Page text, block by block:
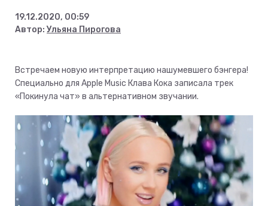
19.12.2020, 00:59
Автор:Ульяна Пирогова
Встречаем новую интерпретацию нашумевшего бэнгера!
Специально для Apple Music Клава Кока записала трек
«Покинула чат» в альтернативном звучании.